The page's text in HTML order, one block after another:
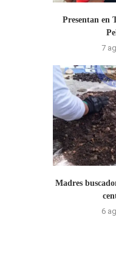
Presentan en
7
Madres
6